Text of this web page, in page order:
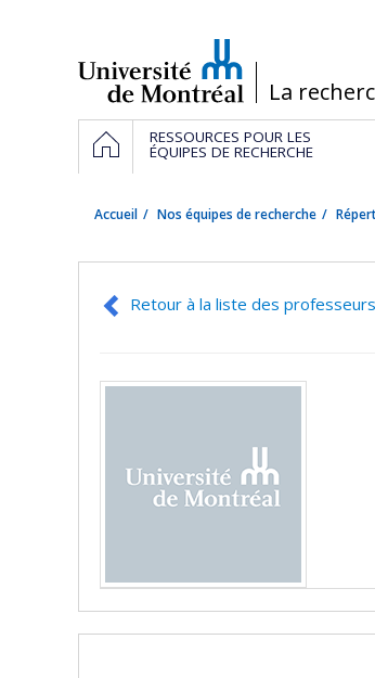
/La
Navigation
principale
ACCUEILRESSOURCES POUR LES
ÉQUIPES DE RECHERCHE
Accueil Nos équipes de recherche
Retour à la liste des professeurs